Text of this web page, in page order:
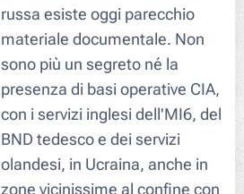
russa esiste oggi parecchio
materiale documentale. Non
sono più un segreto né la
presenza di basi operative CIA,
con i servizi inglesi dell'MI6, del
BND tedesco e dei servizi
olandesi, in Ucraina, anche in
zone vicinissime al confine con